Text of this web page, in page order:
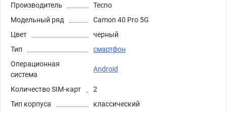
Производитель
Tecno
Модельный ряд
Camon 40 Pro 5G
Цвет
черный
Тип
смартфон
Операционная
система
Android
Количество SIM-карт
2
Тип корпуса
классический